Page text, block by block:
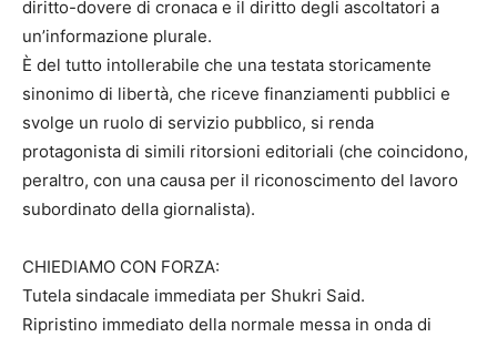
diritto-dovere di cronaca e il diritto degli ascoltatori a
un’informazione plurale.
È del tutto intollerabile che una testata storicamente
sinonimo di libertà, che riceve finanziamenti pubblici e
svolge un ruolo di servizio pubblico, si renda
protagonista di simili ritorsioni editoriali (che coincidono,
peraltro, con una causa per il riconoscimento del lavoro
subordinato della giornalista).
CHIEDIAMO CON FORZA:
Tutela sindacale immediata per Shukri Said.
Ripristino immediato della normale messa in onda di